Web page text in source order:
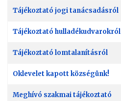
Tájékoztató jogi tanácsadásról
Tájékoztató hulladékudvarokról
Tájékoztató lomtalanításról
Oklevelet kapott községünk!
Meghívó szakmai tájékoztató